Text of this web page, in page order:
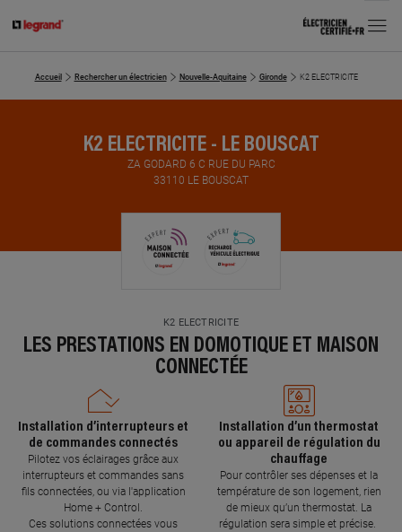
MENU
Accueil Rechercher un électricien Nouvelle-Aquitaine Gironde K2 ELECTRICITE
K2 ELECTRICITE - LE BOUSCAT
ZA GODARD 6 C RUE DU PARC
33110 LE BOUSCAT
K2 ELECTRICITE
LES PRESTATIONS EN DOMOTIQUE ET MAISON
CONNECTÉE
Installation d’interrupteurs et
de commandes connectés
Pilotez vos éclairages grâce aux
interrupteurs et commandes sans
fils connectées, ou via l'application
Home + Control.
Ces solutions connectées vous
Installation d’un thermostat
ou appareil de régulation du
chauffage
Pour contrôler ses dépenses et la
température de son logement, rien
de mieux qu’un thermostat. La
régulation sera simple et précise.